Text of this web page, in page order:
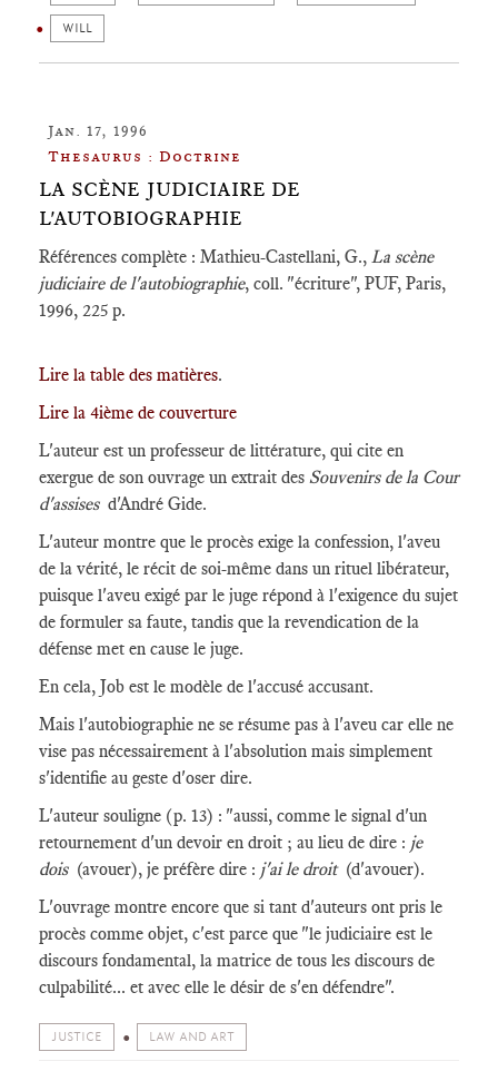
WILL
Jan. 17, 1996
Thesaurus : Doctrine
LA SCÈNE JUDICIAIRE DE
L'AUTOBIOGRAPHIE
Références complète : Mathieu-Castellani, G., La scène
judiciaire de l'autobiographie, coll. "écriture", PUF, Paris,
1996, 225 p.
Lire la table des matières.
Lire la 4ième de couverture
L'auteur est un professeur de littérature, qui cite en
exergue de son ouvrage un extrait des Souvenirs de la Cour
d'assisesd'André Gide.
L'auteur montre que le procès exige la confession, l'aveu
de la vérité, le récit de soi-même dans un rituel libérateur,
puisque l'aveu exigé par le juge répond à l'exigence du sujet
de formuler sa faute, tandis que la revendication de la
défense met en cause le juge.
En cela, Job est le modèle de l'accusé accusant.
Mais l'autobiographie ne se résume pas à l'aveu car elle ne
vise pas nécessairement à l'absolution mais simplement
s'identifie au geste d'oser dire.
L'auteur souligne (p. 13) : "aussi, comme le signal d'un
retournement d'un devoir en droit ; au lieu de dire : je
dois(avouer), je préfère dire : j'ai le droit(d'avouer).
L'ouvrage montre encore que si tant d'auteurs ont pris le
procès comme objet, c'est parce que "le judiciaire est le
discours fondamental, la matrice de tous les discours de
culpabilité... et avec elle le désir de s'en défendre".
JUSTICE LAW AND ART